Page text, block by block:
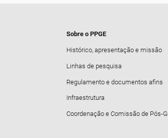
Sobre o PPGE
Histórico, apresentação e missão
Linhas de pesquisa
Regulamento e documentos afins
Infraestrutura
Coordenação e Comissão de